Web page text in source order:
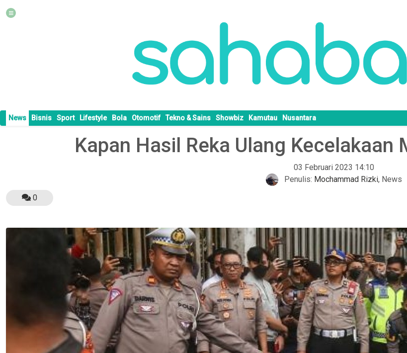
News Bisnis Sport Lifestyle Bola Otomotif Tekno & Sains Showbiz Kamutau Nusantara
Kapan Hasil Reka Ulang Kecelakaan
03 Februari 2023 14:10
Penulis: Mochammad Rizki, News
0